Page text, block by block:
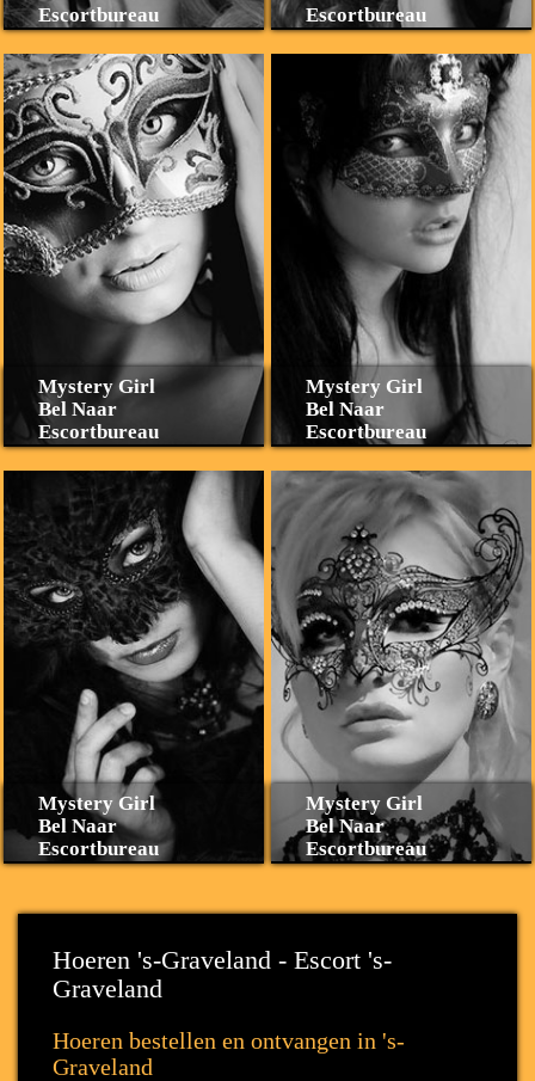
Escortbureau
Escortbureau
Mystery Girl
Bel Naar
Escortbureau
Mystery Girl
Bel Naar
Escortbureau
Mystery Girl
Bel Naar
Escortbureau
Mystery Girl
Bel Naar
Escortbureau
Hoeren 's-Graveland - Escort 's-
Graveland
Hoeren bestellen en ontvangen in 's-
Graveland